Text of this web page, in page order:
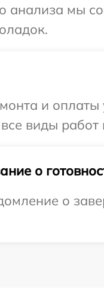
анализа мы
и оплаты
виды работ
о
о